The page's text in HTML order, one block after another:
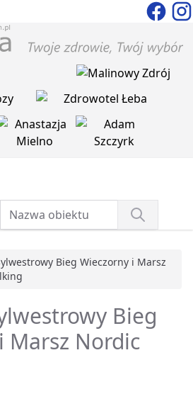
Bieg Wieczorny i Marsz
Bieg
Marsz Nordic